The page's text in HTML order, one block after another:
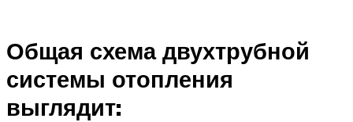
Общая схема двухтрубной
системы отопления
выглядит: